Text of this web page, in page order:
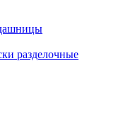
разделочные